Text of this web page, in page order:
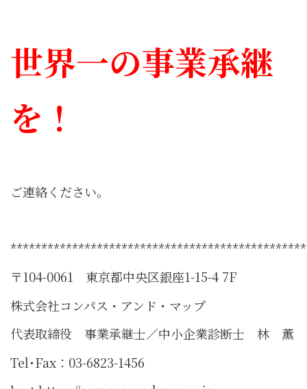
世界一の事業承継
を！
ご連絡ください。
〒104-0061 東京都中央区銀座1-15-4 7F
株式会社コンパス・アンド・マップ
代表取締役 事業承継士／中小企業診断士 林 薫
Tel･Fax：03-6823-1456